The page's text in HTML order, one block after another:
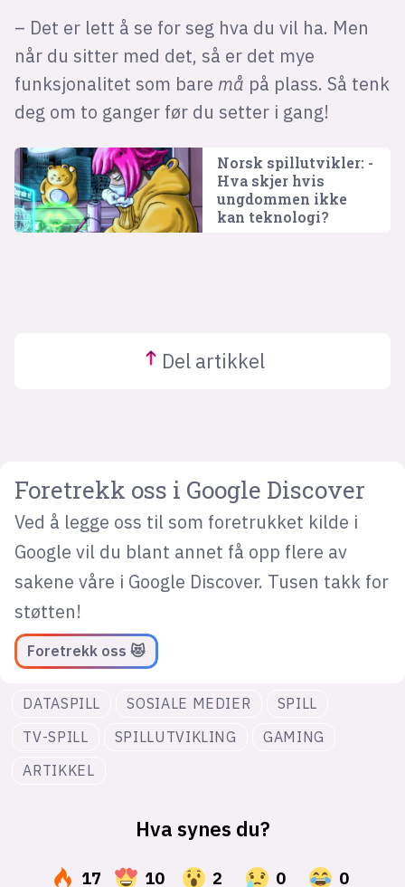
– Det er lett å se for seg hva du vil ha. Men
når du sitter med det, så er det mye
funksjonalitet som bare må på plass. Så tenk
deg om to ganger før du setter i gang!
Norsk spillutvikler: -
Hva skjer hvis
ungdommen ikke
kan teknologi?
Del artikkel
Foretrekk oss i Google Discover
Ved å legge oss til som foretrukket kilde i
Google vil du blant annet få opp flere av
sakene våre i Google Discover. Tusen takk for
støtten!
Foretrekk oss 😻
DATASPILL SOSIALE MEDIER
SPILL
TV-SPILL
SPILLUTVIKLING
GAMING
ARTIKKEL